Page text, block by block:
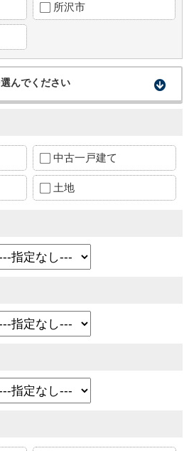
所沢市
んでください
中古一戸建て
土地